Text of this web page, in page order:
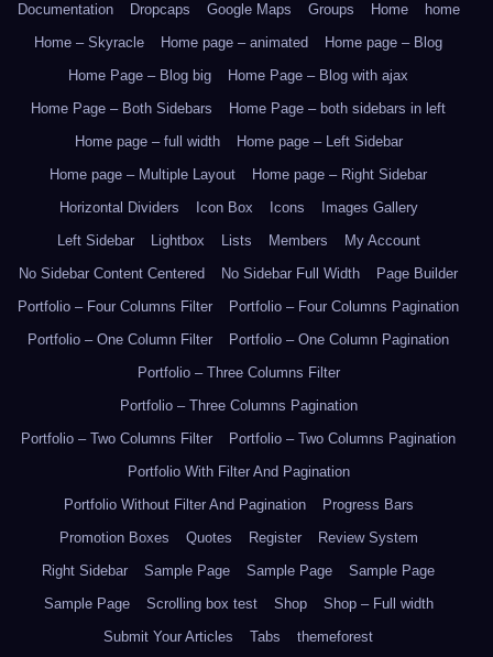
Documentation
Dropcaps Google Maps Groups Home
home
Home – Skyracle
Home page – animated
Home page – Blog
Home Page – Blog big
Home Page – Blog with ajax
Home Page – Both Sidebars
Home Page – both sidebars in left
Home page – full width
Home page – Left Sidebar
Home page – Multiple Layout
Home page – Right Sidebar
Horizontal Dividers
Icon Box Icons
Images Gallery
Left Sidebar
Lightbox Lists Members
My Account
No Sidebar Content Centered
No Sidebar Full Width
Page Builder
Portfolio – Four Columns Filter
Portfolio – Four Columns Pagination
Portfolio – One Column Filter
Portfolio – One Column Pagination
Portfolio – Three Columns Filter
Portfolio – Three Columns Pagination
Portfolio – Two Columns Filter
Portfolio – Two Columns Pagination
Portfolio With Filter And Pagination
Portfolio Without Filter And Pagination
Progress Bars
Promotion Boxes
Quotes Register
Review System
Right Sidebar
Sample Page Sample Page
Sample Page
Sample Page
Scrolling box test Shop
Shop – Full width
Submit Your Articles
Tabs themeforest